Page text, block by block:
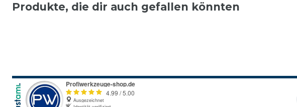
Produkte, die dir auch gefallen könnten